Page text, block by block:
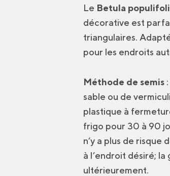
Le Betula
décorative est
triangulaires.
pour les endroits
Méthode de semis
sable ou de
plastique à
frigo pour 30 à 90
n’y a plus de risque
à l’endroit désiré;
ultérieurement.